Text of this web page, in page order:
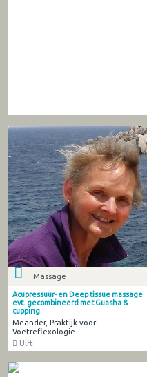
Massage
Acupressuur- en Deep tissue massage
evt. gecombineerd met Guasha &
cupping.
Meander, Praktijk voor
Voetreflexologie
Ulft